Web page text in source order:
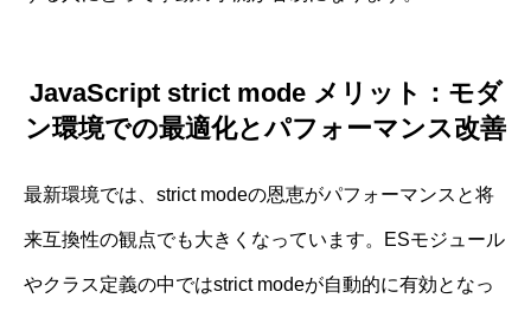
JavaScript strict mode メリット：モダ
ン環境での最適化とパフォーマンス改善
最新環境では、strict modeの恩恵がパフォーマンスと将
来互換性の観点でも大きくなっています。ESモジュール
やクラス定義の中ではstrict modeが自動的に有効となっ